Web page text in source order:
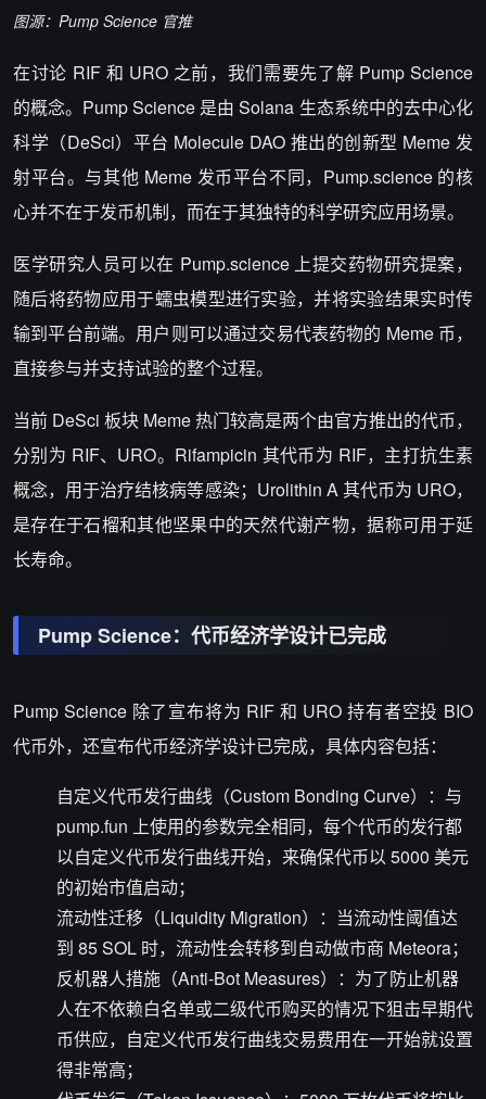
图源：Pump Science 官推
在讨论 RIF 和 URO 之前，我们需要先了解 Pump Science
的概念。Pump Science 是由 Solana 生态系统中的去中心化
科学（DeSci）平台 Molecule DAO 推出的创新型 Meme 发
射平台。与其他 Meme 发币平台不同，Pump.science 的核
心并不在于发币机制，而在于其独特的科学研究应用场景。
医学研究人员可以在 Pump.science 上提交药物研究提案，
随后将药物应用于蠕虫模型进行实验，并将实验结果实时传
输到平台前端。用户则可以通过交易代表药物的 Meme 币，
直接参与并支持试验的整个过程。
当前 DeSci 板块 Meme 热门较高是两个由官方推出的代币，
分别为 RIF、URO。Rifampicin 其代币为 RIF，主打抗生素
概念，用于治疗结核病等感染；Urolithin A 其代币为 URO，
是存在于石榴和其他坚果中的天然代谢产物，据称可用于延
长寿命。
Pump Science：代币经济学设计已完成
Pump Science 除了宣布将为 RIF 和 URO 持有者空投 BIO
代币外，还宣布代币经济学设计已完成，具体内容包括：
自定义代币发行曲线（Custom Bonding Curve）：与
pump.fun 上使用的参数完全相同，每个代币的发行都
以自定义代币发行曲线开始，来确保代币以 5000 美元
的初始市值启动；
流动性迁移（Liquidity Migration）：当流动性阈值达
到 85 SOL 时，流动性会转移到自动做市商 Meteora；
反机器人措施（Anti-Bot Measures）：为了防止机器
人在不依赖白名单或二级代币购买的情况下狙击早期代
币供应，自定义代币发行曲线交易费用在一开始就设置
得非常高；